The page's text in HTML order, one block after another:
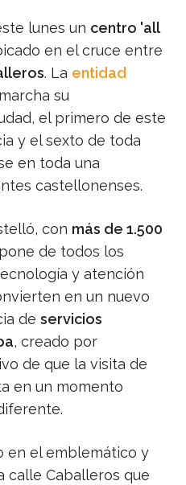
lunes un centro 'all
en el cruce entre
. La entidad
su
el primero de este
y el sexto de toda
en toda una
castellonenses.
con más de 1.500
de todos los
y atención
en un nuevo
de servicios
, creado por
de que la visita de
en un momento
en el emblemático y
calle Caballeros que